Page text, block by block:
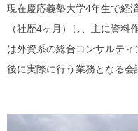
現在慶応義塾大学4年生で経
（社歴4ヶ月）し、主に資料
は外資系の総合コンサルテ
後に実際に行う業務となる会